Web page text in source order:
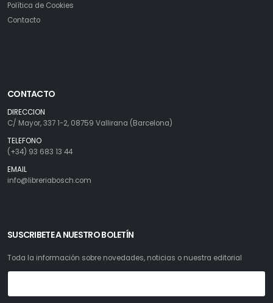
Política de Cookies
Contacto
CONTACTO
DIRECCION
C/ Mayor, 337 1-2, 08759 Vallirana (Barcelona)
TELEFONO
(+34) 93 683 13 44
EMAIL
info@libreriabosch.com
SUSCRIBETE A NUESTRO BOLETÍN
Toda la información sobre novedades, noticias o nuestra editorial